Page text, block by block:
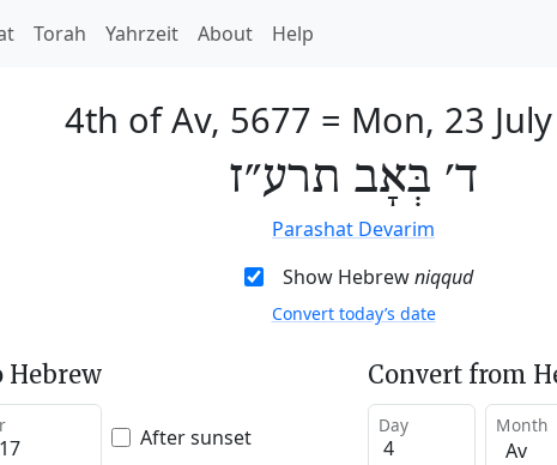
Torah Yahrzeit About Help
4th of Av, 5677 = Mon, 23
ד׳ בְּאָב תרע״ז
Parashat Devarim
Show Hebrewniqqud
Convert today’s date
Hebrew
After sunset
Convert from
Day Month